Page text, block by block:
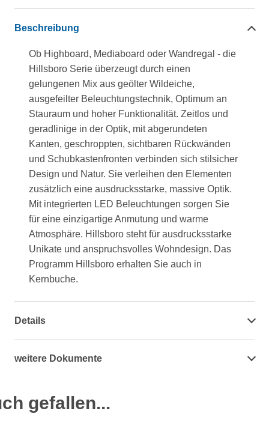
Beschreibung
Ob Highboard, Mediaboard oder Wandregal - die
Hillsboro Serie überzeugt durch einen
gelungenen Mix aus geölter Wildeiche,
ausgefeilter Beleuchtungstechnik, Optimum an
Stauraum und hoher Funktionalität. Zeitlos und
geradlinige in der Optik, mit abgerundeten
Kanten, geschroppten, sichtbaren Rückwänden
und Schubkastenfronten verbinden sich stilsicher
Design und Natur. Sie verleihen den Elementen
zusätzlich eine ausdrucksstarke, massive Optik.
Mit integrierten LED Beleuchtungen sorgen Sie
für eine einzigartige Anmutung und warme
Atmosphäre. Hillsboro steht für ausdrucksstarke
Unikate und anspruchsvolles Wohndesign. Das
Programm Hillsboro erhalten Sie auch in
Kernbuche.
Details
weitere Dokumente
gefallen...